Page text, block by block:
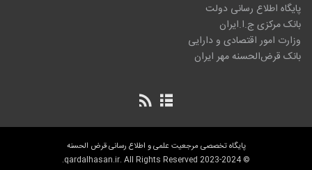
پایگاه اطلاع رسانی دولت
بانک مرکزی ج.ا.ایران
وزارت امور اقتصادی و دارایی
بانک قرض‌الحسنه مهر ایران
پایگاه تخصصی مرجعیت علمی و اطلاع رسانی قرض الحسنه
© 2023-2024 qardalhasan.ir. All Rights Reserved.